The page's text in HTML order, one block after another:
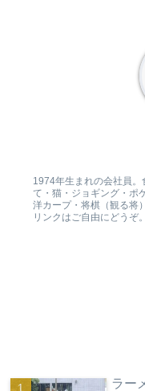
1974年生まれの会社員
て・猫・ジョギング・ポ
洋カープ・将棋（観る将
リンクはご自由にどうぞ。
ラー